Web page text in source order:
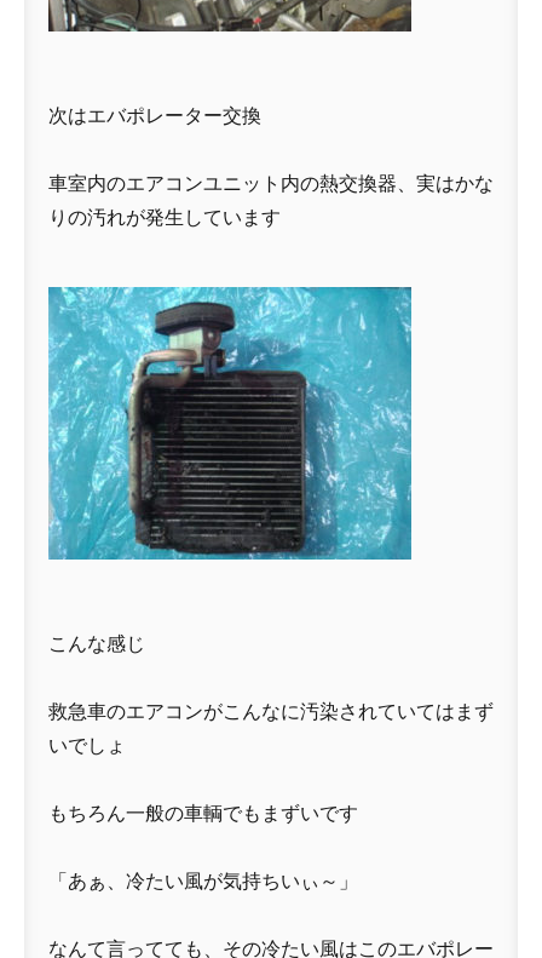
次はエバポレーター交換
車室内のエアコンユニット内の熱交換器、実はかな
りの汚れが発生しています
こんな感じ
救急車のエアコンがこんなに汚染されていてはまず
いでしょ
もちろん一般の車輌でもまずいです
「あぁ、冷たい風が気持ちいぃ～」
なんて言ってても、その冷たい風はこのエバポレー